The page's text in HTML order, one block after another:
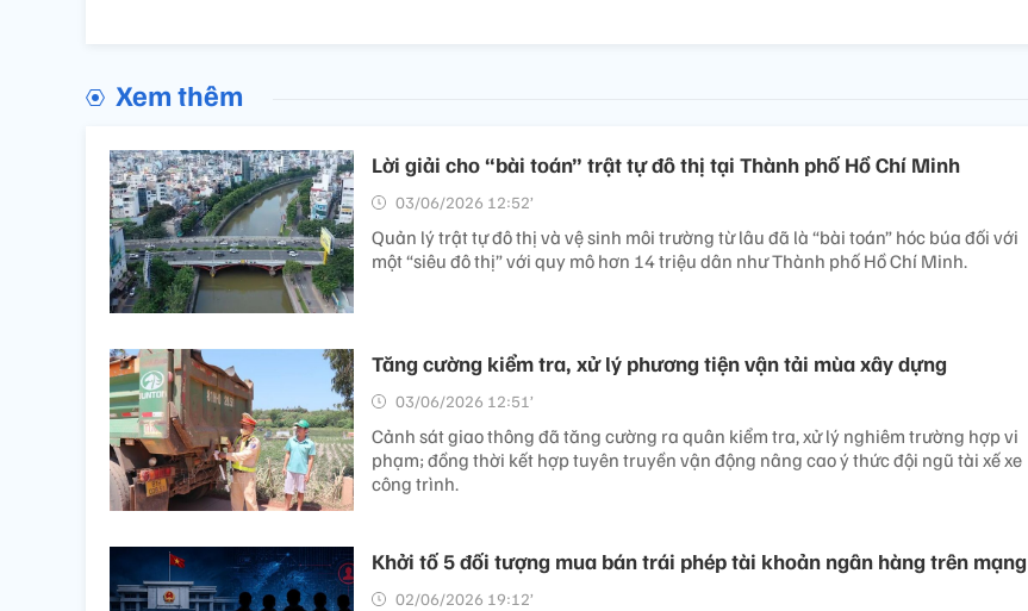
Xem thêm
Lời giải cho “bài toán” trật tự đô thị tại Thành phố Hồ Chí Minh
03/06/2026 12:52’
Quản lý trật tự đô thị và vệ sinh môi trường từ lâu đã là “bài toán” hóc búa đối với
một “siêu đô thị” với quy mô hơn 14 triệu dân như Thành phố Hồ Chí Minh.
Tăng cường kiểm tra, xử lý phương tiện vận tải mùa xây dựng
03/06/2026 12:51’
Cảnh sát giao thông đã tăng cường ra quân kiểm tra, xử lý nghiêm trường hợp vi
phạm; đồng thời kết hợp tuyên truyền vận động nâng cao ý thức đội ngũ tài xế xe
công trình.
Khởi tố 5 đối tượng mua bán trái phép tài khoản ngân hàng trên mạng
02/06/2026 19:12’